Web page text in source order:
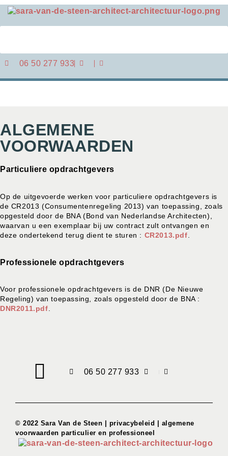
06 50 277 933
ALGEMENE
VOORWAARDEN
Particuliere opdrachtgevers
Op de uitgevoerde werken voor particuliere opdrachtgevers is
de CR2013 (Consumentenregeling 2013) van toepassing, zoals
opgesteld door de BNA (Bond van Nederlandse Architecten),
waarvan u een exemplaar bij uw contract zult ontvangen en
deze ondertekend terug dient te sturen : CR2013.pdf
Professionele opdrachtgevers
Voor professionele opdrachtgevers is de DNR (De Nieuwe
Regeling) van toepassing, zoals opgesteld door de BNA :
DNR2011.pdf.
06 50 277 933
© 2022 Sara Van de Steen | privacybeleid
algemene
voorwaarden particulier en professioneel